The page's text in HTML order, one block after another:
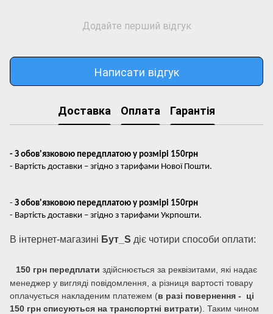
Додайте перший відгук
Написати відгук
Доставка Оплата Гарантія
- З обов'язковою передплатою у розмірі 150грн
- Вартість доставки – згідно з тарифами Нової Пошти.
- З обов'язковою передплатою у розмірі 150грн
- Вартість доставки – згідно з тарифами Укрпошти.
В інтернет-магазині Бут_S діє чотири способи оплати:
150 грн передплати здійснюється за реквізитами, які надає
менеджер у вигляді повідомлення, а різниця вартості товару
оплачується накладеним платежем (в разі повернення - ці
150 грн списуються на транспортні витрати). Таким чином